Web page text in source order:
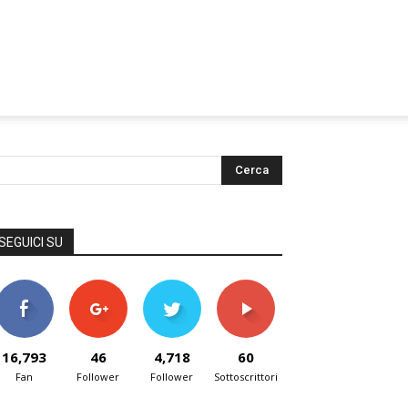
SU
16,793
Fan
46
Follower
4,718
Follower
60
Sottoscrittori